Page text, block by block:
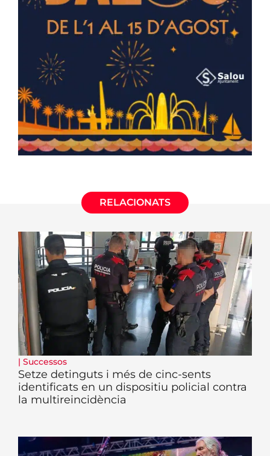
RELACIONATS
| Successos
Setze detinguts i més de cinc-sents
identificats en un dispositiu policial contra
la multireincidència